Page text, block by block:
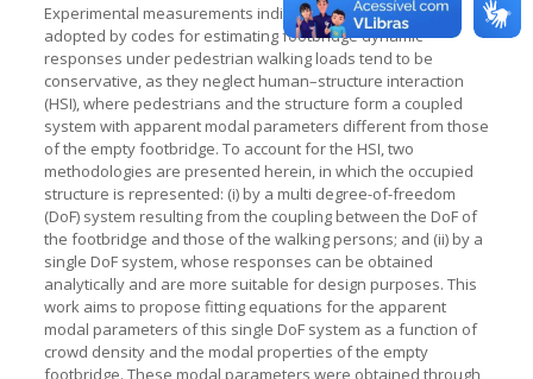
Experimental measurements indicate that the procedure
adopted by codes for estimating footbridge dynamic
responses under pedestrian walking loads tend to be
conservative, as they neglect human–structure interaction
(HSI), where pedestrians and the structure form a coupled
system with apparent modal parameters different from those
of the empty footbridge. To account for the HSI, two
methodologies are presented herein, in which the occupied
structure is represented: (i) by a multi degree-of-freedom
(DoF) system resulting from the coupling between the DoF of
the footbridge and those of the walking persons; and (ii) by a
single DoF system, whose responses can be obtained
analytically and are more suitable for design purposes. This
work aims to propose fitting equations for the apparent
modal parameters of this single DoF system as a function of
crowd density and the modal properties of the empty
footbridge. These modal parameters were obtained through